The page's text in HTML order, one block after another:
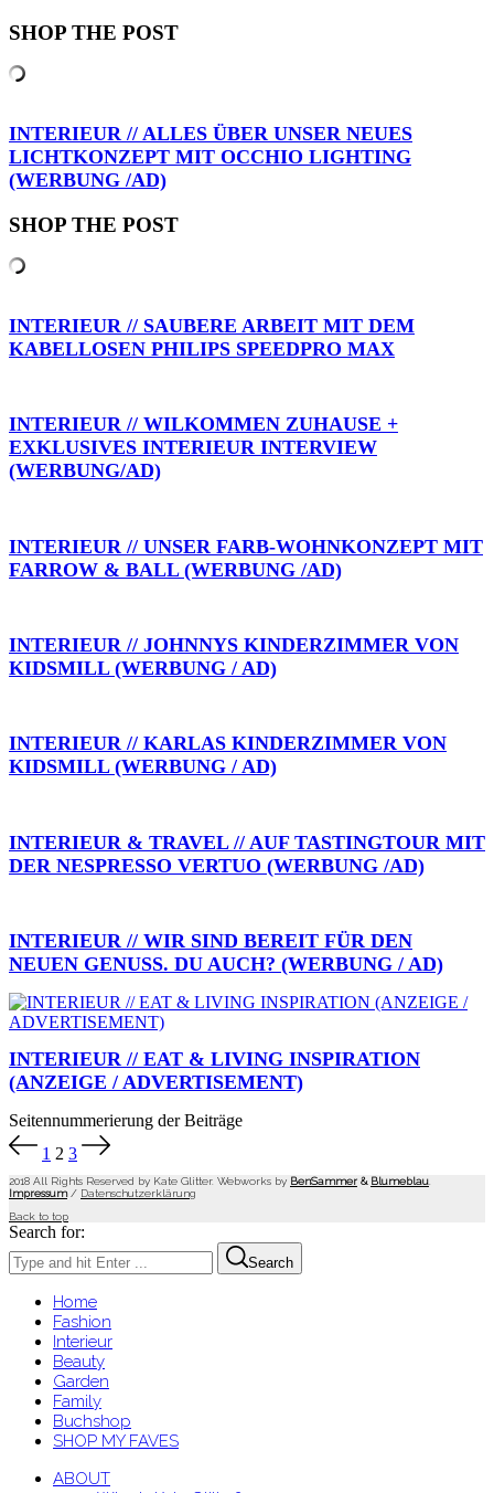
SHOP THE POST
INTERIEUR // ALLES ÜBER UNSER NEUES
LICHTKONZEPT MIT OCCHIO LIGHTING
(WERBUNG /AD)
SHOP THE POST
INTERIEUR // SAUBERE ARBEIT MIT DEM
KABELLOSEN PHILIPS SPEEDPRO MAX
INTERIEUR // WILKOMMEN ZUHAUSE +
EXKLUSIVES INTERIEUR INTERVIEW
(WERBUNG/AD)
INTERIEUR // UNSER FARB-WOHNKONZEPT MIT
FARROW & BALL (WERBUNG /AD)
INTERIEUR // JOHNNYS KINDERZIMMER VON
KIDSMILL (WERBUNG / AD)
INTERIEUR // KARLAS KINDERZIMMER VON
KIDSMILL (WERBUNG / AD)
INTERIEUR & TRAVEL // AUF TASTINGTOUR MIT
DER NESPRESSO VERTUO (WERBUNG /AD)
INTERIEUR // WIR SIND BEREIT FÜR DEN
NEUEN GENUSS. DU AUCH? (WERBUNG / AD)
INTERIEUR // EAT & LIVING INSPIRATION
(ANZEIGE / ADVERTISEMENT)
Seitennummerierung der Beiträge
1 2 3
2018 All Rights Reserved by Kate Glitter. Webworks by BenSammer & Blumeblau
Impressum/ Datenschutzerklärung
Back to top
Search for:
Search
Home
Fashion
Interieur
Beauty
Garden
Family
Buchshop
SHOP MY FAVES
ABOUT